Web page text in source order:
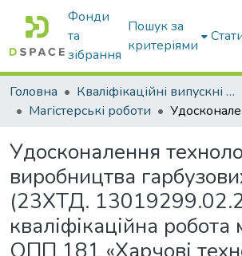
Фонди
та
зібрання
Пошук за
критеріями
Головна
Кваліфікаційні випускні роботи бакалаврів і магістрів
Магістерські роботи
Удосконалення
виробництва
(23ХТД.
кваліфікаційна робота